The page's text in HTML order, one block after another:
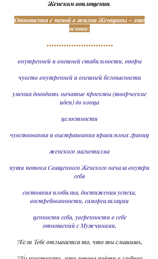
Женском воплощении.
Отношения с папой в жизни Женщины – это
основа:
•••••••••••••••••••••••••••
внутренней и внешней стабильности, опоры
чувств внутренней и внешней безопасности
умения доводить начатые проекты (творческие
идеи) до конца
целостности
чувствования и выстраивания правильных границ
женского магнетизма
пути потока Священного Женского начала внутри
себя
состояния изобилия, достижения успеха,
востребованности, самореализации
ценности себя, уверенности в себе
отношений с Мужчинами,
❔Если Тебе отзывается то, что ты слышишь,